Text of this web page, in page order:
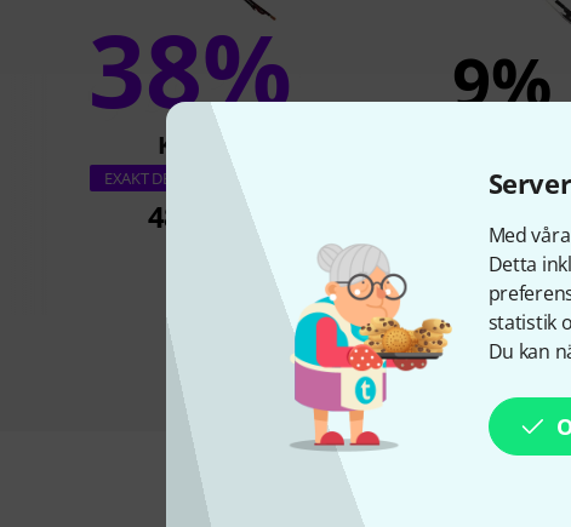
Med
Detta
statistik
Du kan
38%
KÖPT
EXAKT DENNA PRODUKT
489 kr
9%
Roth & Junius RJB
368 kr